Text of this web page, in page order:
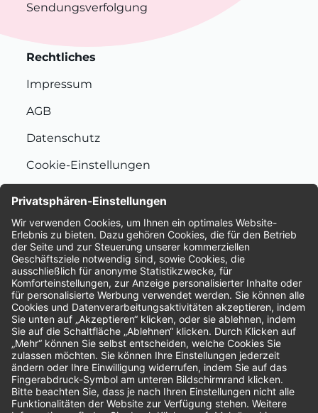
Sendungsverfolgung
Rechtliches
Impressum
AGB
Datenschutz
Cookie-Einstellungen
Bewertungen